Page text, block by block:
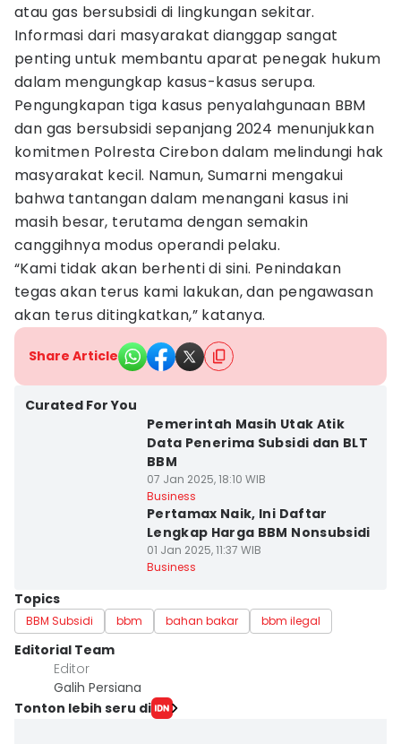
atau gas bersubsidi di lingkungan sekitar.
Informasi dari masyarakat dianggap sangat
penting untuk membantu aparat penegak hukum
dalam mengungkap kasus-kasus serupa.
Pengungkapan tiga kasus penyalahgunaan BBM
dan gas bersubsidi sepanjang 2024 menunjukkan
komitmen Polresta Cirebon dalam melindungi hak
masyarakat kecil. Namun, Sumarni mengakui
bahwa tantangan dalam menangani kasus ini
masih besar, terutama dengan semakin
canggihnya modus operandi pelaku.
“Kami tidak akan berhenti di sini. Penindakan
tegas akan terus kami lakukan, dan pengawasan
akan terus ditingkatkan,” katanya.
Share Article
Curated For You
Pemerintah Masih Utak Atik
Data Penerima Subsidi dan BLT
BBM
07 Jan 2025, 18:10 WIB
Business
Pertamax Naik, Ini Daftar
Lengkap Harga BBM Nonsubsidi
01 Jan 2025, 11:37 WIB
Business
Topics
BBM Subsidi bbm bahan bakar bbm ilegal
Editorial Team
Editor
Galih Persiana
Tonton lebih seru di